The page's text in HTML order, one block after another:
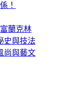
！
蘭克林
史與技法
尚與藝文